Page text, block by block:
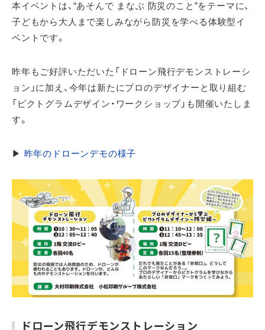
本イベントは、“あそんで まなぶ 防災のこと”をテーマに、
子どもから大人まで楽しみながら防災を学べる体験型イ
ベントです。
昨年もご好評いただいた「ドローン飛行デモンストレーシ
ョン」に加え、今年は新たにプロのデザイナーと取り組む
「ピクトグラムデザイン・ワークショップ」も開催いたしま
す。
▶ 昨年のドローンデモの様子
ドローン飛行デモンストレーション